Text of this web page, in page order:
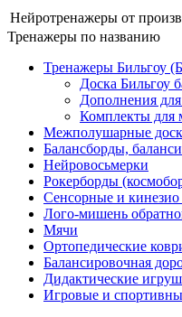
Нейротренажеры от
Тренажеры по названию
Тренажеры Бильгоу
Доска Бильгоу
Дополнения
Комплекты для
Межполушарные
Балансборды,
Нейровосьмерки
Рокерборды
Сенсорные и
Лого-мишень
Мячи
Ортопедические
Балансировочная
Дидактические
Игровые и